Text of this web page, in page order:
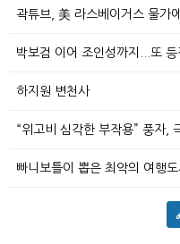
곽튜브, 美 라스베이거스 물
박보검 이어 조인성까지...또
하지원 변천사
“위고비 심각한 부작용” 풍자,
빠니보틀이 뽑은 최악의 여행도